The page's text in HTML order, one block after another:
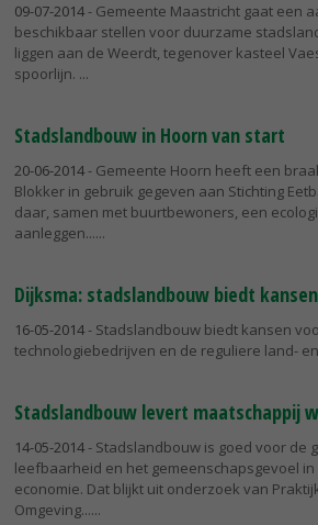
09-07-2014- Gemeente Maastricht gaat een
beschikbaar stellen voor duurzame
liggen aan de Weerdt, tegenover kasteel
spoorlijn.
Stadslandbouw in Hoorn van start
20-06-2014- Gemeente Hoorn heeft een
Blokker in gebruik gegeven aan Stichting
daar, samen met buurtbewoners, een
aanleggen...
Dijksma: stadslandbouw biedt kansen
16-05-2014- Stadslandbouw biedt kansen
technologiebedrijven en de reguliere land-
Stadslandbouw levert maatschappij
14-05-2014- Stadslandbouw is goed voor de
leefbaarheid en het gemeenschapsgevoel
economie. Dat blijkt uit onderzoek van
Omgeving...